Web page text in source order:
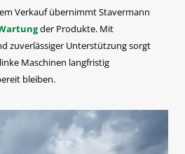
Verkauf übernimmt Stavermann
der Produkte. Mit
zuverlässiger Unterstützung sorgt
Maschinen langfristig
bleiben.